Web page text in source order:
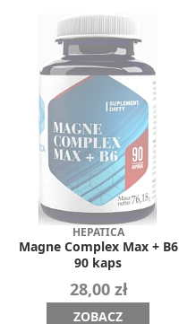
HEPATICA
Magne Complex Max + B6
90 kaps
28,00 zł
ZOBACZ